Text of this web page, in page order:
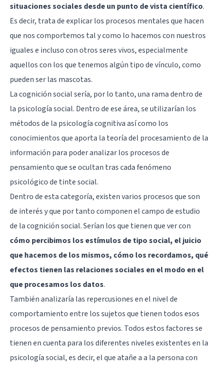
situaciones sociales desde un punto de vista científico.
Es decir, trata de explicar los procesos mentales que hacen
que nos comportemos tal y como lo hacemos con nuestros
iguales e incluso con otros seres vivos, especialmente
aquellos con los que tenemos algún tipo de vínculo, como
pueden ser las mascotas.
La cognición social sería, por lo tanto, una rama dentro de
la psicología social. Dentro de ese área, se utilizarían los
métodos de la psicología cognitiva así como los
conocimientos que aporta la teoría del procesamiento de la
información para poder analizar los procesos de
pensamiento que se ocultan tras cada fenómeno
psicológico de tinte social.
Dentro de esta categoría, existen varios procesos que son
de interés y que por tanto componen el campo de estudio
de la cognición social. Serían los que tienen que ver con
cómo percibimos los estímulos de tipo social, el juicio
que hacemos de los mismos, cómo los recordamos, qué
efectos tienen las relaciones sociales en el modo en el
que procesamos los datos.
También analizaría las repercusiones en el nivel de
comportamiento entre los sujetos que tienen todos esos
procesos de pensamiento previos. Todos estos factores se
tienen en cuenta para los diferentes niveles existentes en la
psicología social, es decir, el que atañe a a la persona con